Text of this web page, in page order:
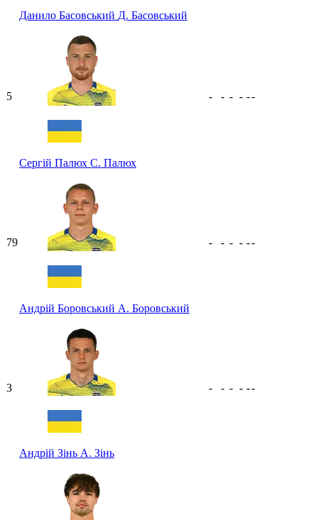
Данило Басовський Д. Басовський
5
Сергій Палюх С. Палюх
- - - - --
79
Андрій Боровський А. Боровський
- - - - --
3
Андрій Зінь А. Зінь
- - - - --